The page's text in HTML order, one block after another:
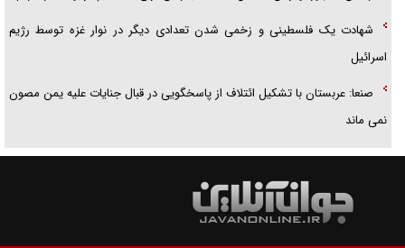
شهادت یک فلسطینی و زخمی شدن تعدادی دیگر در نوار غزه توسط رژیم
اسرائیل
صنعا: عربستان با تشکیل ائتلاف‌ از پاسخگویی در قبال جنایات علیه یمن مصون
نمی‌ ماند